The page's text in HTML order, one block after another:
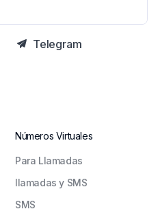
Telegram
Números Virtuales
Para Llamadas
llamadas y SMS
SMS